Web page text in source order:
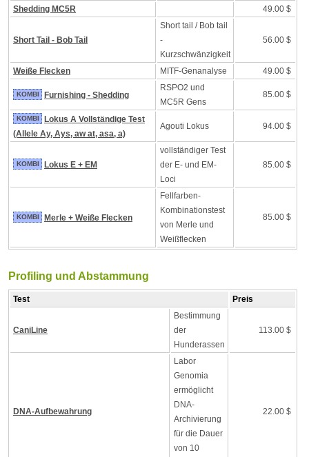
Shedding MC5R 49.00 $
Short Tail - Bob Tail
Short tail / Bob tail
-
Kurzschwänzigkeit
56.00 $
Weiße Flecken MITF-Genanalyse 49.00 $
KOMBI Furnishing - Shedding
RSPO2 und
MC5R Gens
85.00 $
KOMBI
Lokus A Vollständige Test
(Allele Ay, Ays, aw at, asa, a)
Agouti Lokus 94.00 $
KOMBI Lokus E + EM
vollständiger Test
der E- und EM-
Loci
85.00 $
KOMBI Merle + Weiße Flecken
Fellfarben-
Kombinationstest
von Merle und
Weißflecken
85.00 $
Profiling und Abstammung
Test Preis
CaniLine
Bestimmung
der
Hunderassen
113.00 $
DNA-Aufbewahrung
Labor
Genomia
ermöglicht
DNA-
Archivierung
für die Dauer
von 10
22.00 $